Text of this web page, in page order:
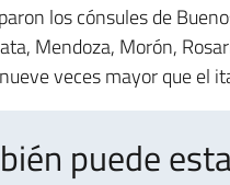
los cónsules de
Mendoza, Morón,
veces mayor que el
puede